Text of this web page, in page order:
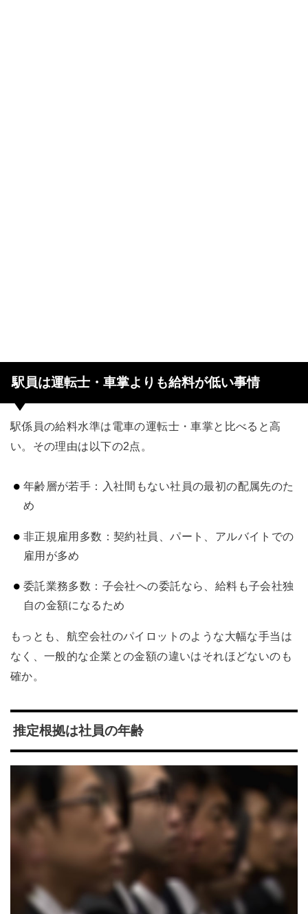
駅員は運転士・車掌よりも給料が低い事情
駅係員の給料水準は電車の運転士・車掌と比べると高
い。その理由は以下の2点。
年齢層が若手：入社間もない社員の最初の配属先のた
め
非正規雇用多数：契約社員、パート、アルバイトでの
雇用が多め
委託業務多数：子会社への委託なら、給料も子会社独
自の金額になるため
もっとも、航空会社のパイロットのような大幅な手当は
なく、一般的な企業との金額の違いはそれほどないのも
確か。
推定根拠は社員の年齢